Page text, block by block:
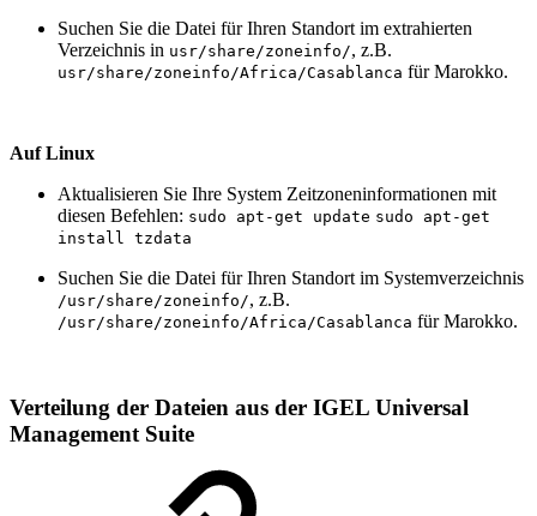
Suchen Sie die Datei für Ihren Standort im extrahierten
Verzeichnis in usr/share/zoneinfo/, z.B.
usr/share/zoneinfo/Africa/Casablanca für Marokko.
Auf Linux
Aktualisieren Sie Ihre System Zeitzoneninformationen mit
diesen Befehlen: sudo apt-get update sudo apt-get
install tzdata
Suchen Sie die Datei für Ihren Standort im Systemverzeichnis
/usr/share/zoneinfo/, z.B.
/usr/share/zoneinfo/Africa/Casablanca für Marokko.
Verteilung der Dateien aus der IGEL Universal
Management Suite